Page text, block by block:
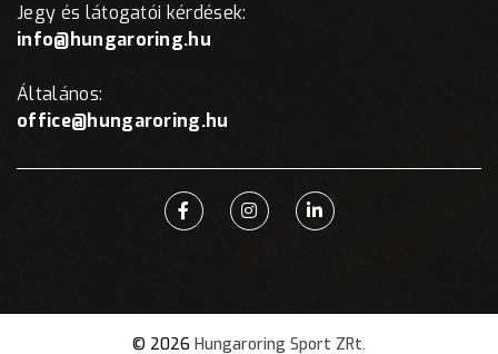
Jegy és látogatói kérdések:
info@hungaroring.hu
Általános:
office@hungaroring.hu
© 2026 Hungaroring Sport ZRt.